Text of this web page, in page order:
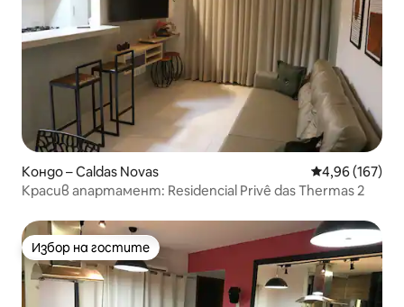
Кондо – Caldas Novas Средна
4,96 (167)
Красив апартамент: Residencial Privê das Thermas 2
Избор на гостите
Избор на гостите